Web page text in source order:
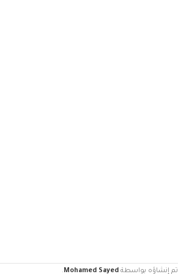
تم إنشاؤه بواسطةMohamed Sayed
.